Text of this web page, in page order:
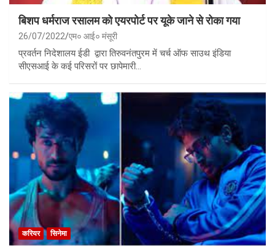
बिशप धर्मराज रसालम को एयरपोर्ट पर यूके जाने से रोका गया
26/07/2022 एम० आई० मंसूरी
प्रवर्तन निदेशालय ईडी द्वारा तिरुवनंतपुरम में चर्च ऑफ साउथ इंडिया
सीएसआई के कई परिसरों पर छापेमारी…
करियर सिनेमा